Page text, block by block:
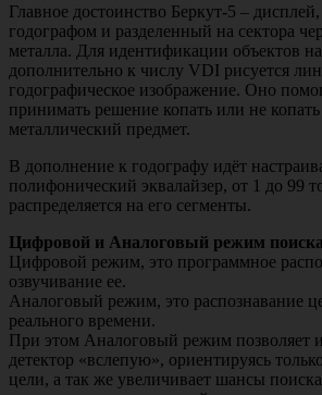
Главное достоинство Беркут-5 –
годографом и разделенный на сектора
металла. Для идентификации объектов
дополнительно к числу VDI рисуется
годографическое изображение. Оно
принимать решение копать или не
металлический предмет.
В дополнение к годографу идёт
полифонический эквалайзер, от 1 до 99
распределяется на его сегменты.
Цифровой и Аналоговый режим
Цифровой режим, это программное
озвучивание ее.
Аналоговый режим, это распознавание
реального времени.
При этом Аналоговый режим позволяет
детектор «вслепую», ориентируясь
цели, а так же увеличивает шансы